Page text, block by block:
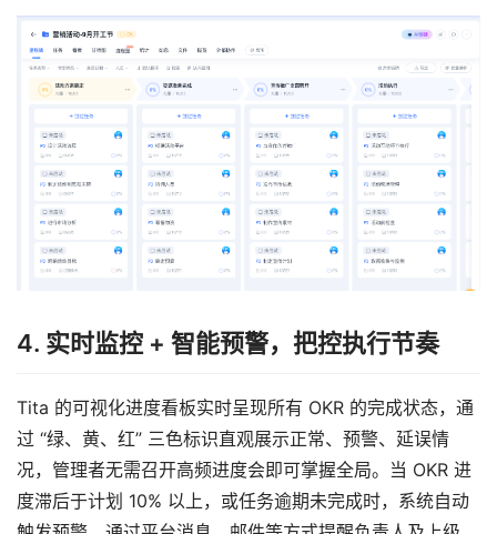
4. 实时监控 + 智能预警，把控执行节奏
Tita 的可视化进度看板实时呈现所有 OKR 的完成状态，通
过 “绿、黄、红” 三色标识直观展示正常、预警、延误情
况，管理者无需召开高频进度会即可掌握全局。当 OKR 进
度滞后于计划 10% 以上，或任务逾期未完成时，系统自动